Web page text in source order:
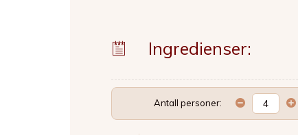
Ingredienser:
Antall personer: